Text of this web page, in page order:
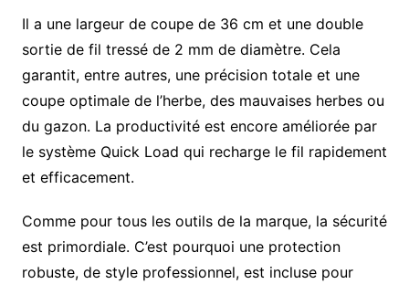
Il a une largeur de coupe de 36 cm et une double
sortie de fil tressé de 2 mm de diamètre. Cela
garantit, entre autres, une précision totale et une
coupe optimale de l’herbe, des mauvaises herbes ou
du gazon. La productivité est encore améliorée par
le système Quick Load qui recharge le fil rapidement
et efficacement.
Comme pour tous les outils de la marque, la sécurité
est primordiale. C’est pourquoi une protection
robuste, de style professionnel, est incluse pour